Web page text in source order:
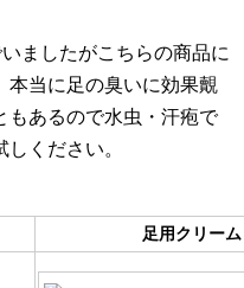
ましたがこちらの商品に
本当に足の臭いに効果覿
もあるので水虫・汗疱で
ください。
足用クリーム